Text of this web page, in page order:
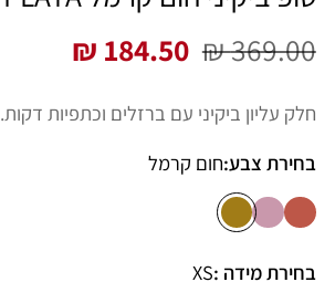
מחיר
רגיל
369.00 ₪
מחיר
מבצע
184.50 ₪
חלק עליון ביקיני עם ברזלים וכתפיות דקות.
בחירת צבע:חום קרמל
בחירת מידה : XS